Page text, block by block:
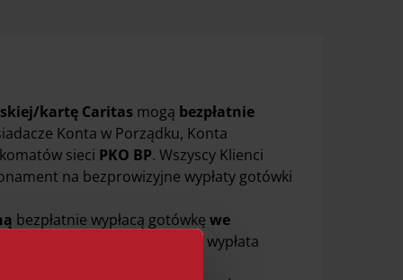
kartę Caritas mogą bezpłatnie
Konta w Porządku, Konta
sieci PKO BP. Wszyscy Klienci
na bezprowizyjne wypłaty gotówki
bezpłatnie wypłacą gotówkę we
w przypadku karty wirtualnej wypłata